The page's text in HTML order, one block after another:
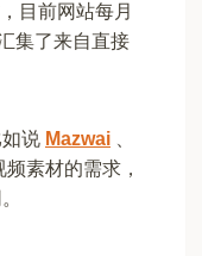
目前网站每月
集了来自直接
说 Mazwai
素材的需求，